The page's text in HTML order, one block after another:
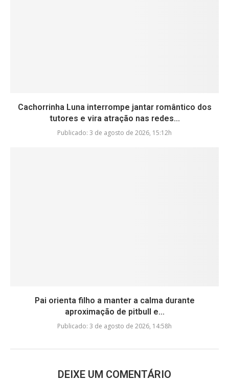
Cachorrinha Luna interrompe jantar romântico dos
tutores e vira atração nas redes...
Publicado: 3 de agosto de 2026, 15:12h
Pai orienta filho a manter a calma durante
aproximação de pitbull e...
Publicado: 3 de agosto de 2026, 14:58h
DEIXE UM COMENTÁRIO